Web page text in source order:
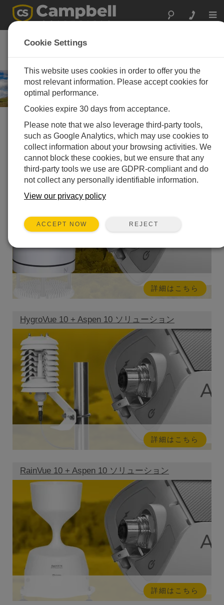
気象
高性能な気象測定機器
ソリューションを選択してください »
注目のソリューション
ClimaVue 50 G2 + Aspen 10 ソリューション
詳細はこちら
HygroVue 10 + Aspen 10 ソリューション
詳細はこちら
RainVue 10 + Aspen 10 ソリューション
詳細はこちら
Cookie Settings
This website uses cookies in order to offer you the
most relevant information. Please accept cookies for
optimal performance.
Cookies expire 30 days from acceptance.
Please note that we also leverage third-party tools,
such as Google Analytics, which may use cookies to
collect information about your browsing activities. We
cannot block these cookies, but we ensure that any
third-party tools we use are GDPR-compliant and do
not collect any personally identifiable information.
View our privacy policy
ACCEPT NOW REJECT